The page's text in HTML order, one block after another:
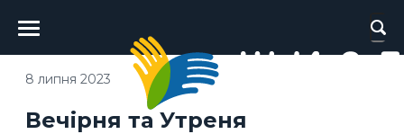
Головне
меню
Вечірня та Утреня
8 липня 2023